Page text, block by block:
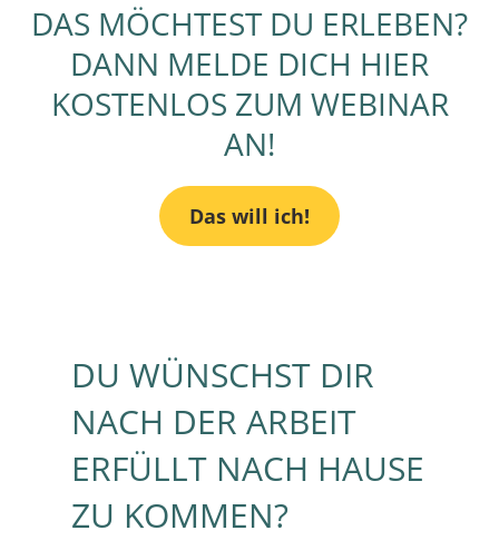
DAS MÖCHTEST DU ERLEBEN?
DANN MELDE DICH HIER
KOSTENLOS ZUM WEBINAR
AN!
Das will ich!
DU WÜNSCHST DIR
NACH DER ARBEIT
ERFÜLLT NACH HAUSE
ZU KOMMEN?